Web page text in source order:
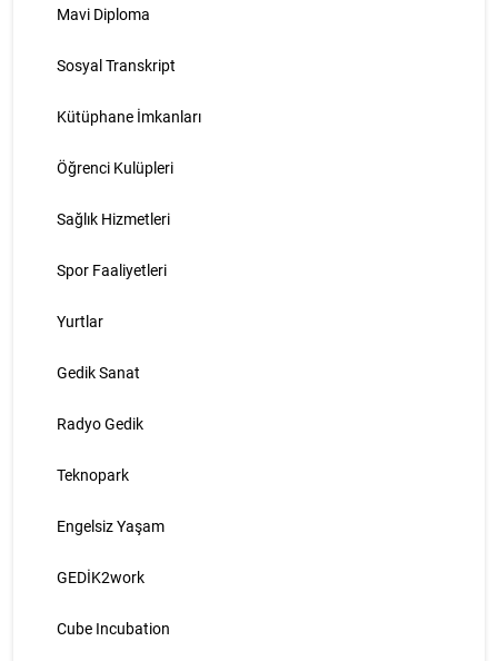
Mavi Diploma
Sosyal Transkript
Kütüphane İmkanları
Öğrenci Kulüpleri
Sağlık Hizmetleri
Spor Faaliyetleri
Yurtlar
Gedik Sanat
Radyo Gedik
Teknopark
Engelsiz Yaşam
GEDİK2work
Cube Incubation